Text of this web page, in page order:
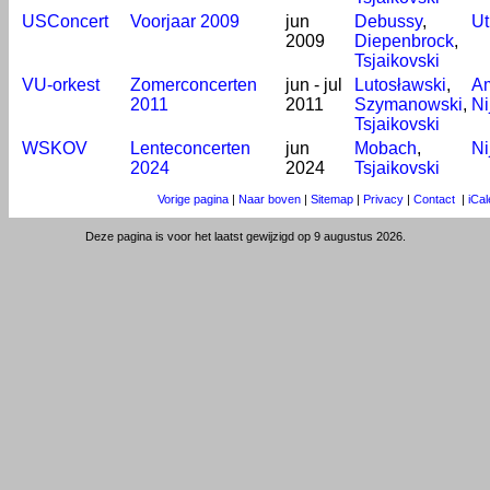
USConcert
Voorjaar 2009
jun
2009
Debussy,
Diepenbrock,
Tsjaikovski
VU-orkest
Zomerconcerten
2011
jun - jul
2011
Lutosławski,
Szymanowski,
Tsjaikovski
WSKOV
Lenteconcerten
2024
jun
2024
Mobach,
Tsjaikovski
Vorige pagina | Naar boven | Sitemap | Privacy | Contact |
Deze pagina is voor het laatst gewijzigd op 9 augustus 2026.